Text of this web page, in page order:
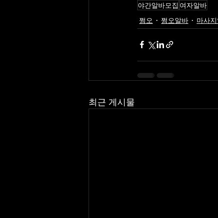
야간알바모집 여자알바
쩜오
쩜오알바 마사
최근 게시물